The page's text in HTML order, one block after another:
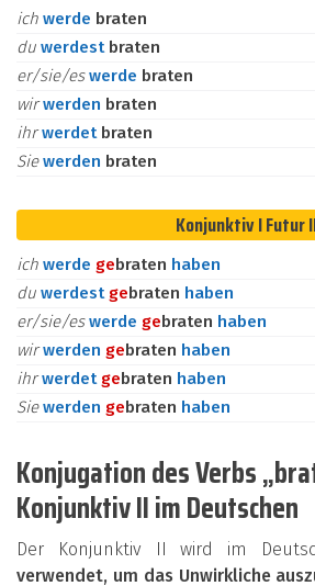
ich werde braten
du werdest braten
er/sie/eswerde braten
wirwerden braten
ihrwerdet braten
Siewerden braten
Konjunktiv I Futur
ich werde gebraten haben
du werdest gebraten haben
er/sie/eswerde gebraten haben
wirwerden gebraten haben
ihrwerdet gebraten haben
Siewerden gebraten haben
Konjugation des Verbs
Konjunktiv II im Deutschen
Der Konjunktiv II wird im
verwendet, um das Unwirkliche